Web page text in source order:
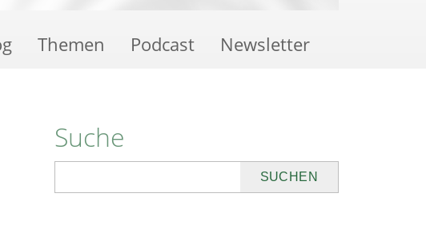
Themen Podcast Newsletter
Suche